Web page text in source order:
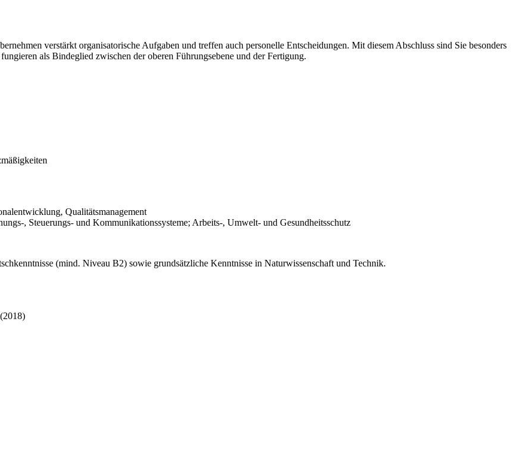
verstärkt organisatorische Aufgaben und treffen auch personelle Entscheidungen. Mit diesem Abschluss sind Sie besonders
als Bindeglied zwischen der oberen Führungsebene und der Fertigung.
Qualitätsmanagement
, Steuerungs- und Kommunikationssysteme; Arbeits-, Umwelt- und Gesundheitsschutz
(mind. Niveau B2) sowie grundsätzliche Kenntnisse in Naturwissenschaft und Technik.